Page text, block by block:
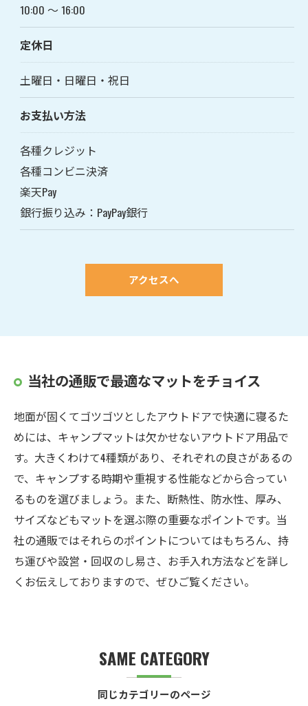
10:00 〜 16:00
定休日
土曜日・日曜日・祝日
お支払い方法
各種クレジット
各種コンビニ決済
楽天Pay
銀行振り込み：PayPay銀行
アクセスへ
当社の通販で最適なマットをチョイス
地面が固くてゴツゴツとしたアウトドアで快適に寝るた
めには、キャンプマットは欠かせないアウトドア用品で
す。大きくわけて4種類があり、それぞれの良さがあるの
で、キャンプする時期や重視する性能などから合ってい
るものを選びましょう。また、断熱性、防水性、厚み、
サイズなどもマットを選ぶ際の重要なポイントです。当
社の通販ではそれらのポイントについてはもちろん、持
ち運びや設営・回収のし易さ、お手入れ方法などを詳し
くお伝えしておりますので、ぜひご覧ください。
同じカテゴリーのページ
SAME CATEGORY